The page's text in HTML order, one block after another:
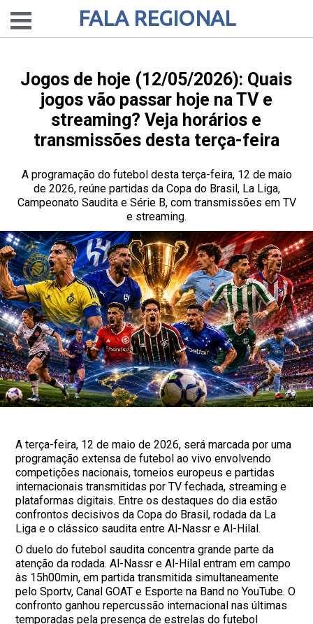
FALA REGIONAL
Jogos de hoje (12/05/2026): Quais
jogos vão passar hoje na TV e
streaming? Veja horários e
transmissões desta terça-feira
A programação do futebol desta terça-feira, 12 de maio
de 2026, reúne partidas da Copa do Brasil, La Liga,
Campeonato Saudita e Série B, com transmissões em TV
e streaming.
A terça-feira, 12 de maio de 2026, será marcada por uma
programação extensa de futebol ao vivo envolvendo
competições nacionais, torneios europeus e partidas
internacionais transmitidas por TV fechada, streaming e
plataformas digitais. Entre os destaques do dia estão
confrontos decisivos da Copa do Brasil, rodada da La
Liga e o clássico saudita entre Al-Nassr e Al-Hilal.
O duelo do futebol saudita concentra grande parte da
atenção da rodada. Al-Nassr e Al-Hilal entram em campo
às 15h00min, em partida transmitida simultaneamente
pelo Sportv, Canal GOAT e Esporte na Band no YouTube. O
confronto ganhou repercussão internacional nas últimas
temporadas pela presença de estrelas do futebol